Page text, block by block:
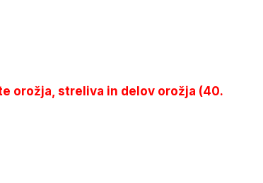
orožja, streliva in delov orožja (40.